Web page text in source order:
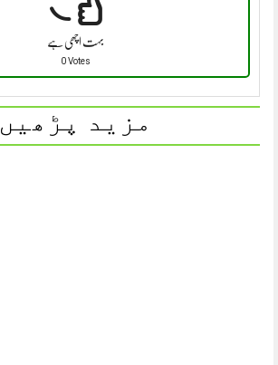
بہت اچھی ہے
0 Votes
مزید پڑھیں